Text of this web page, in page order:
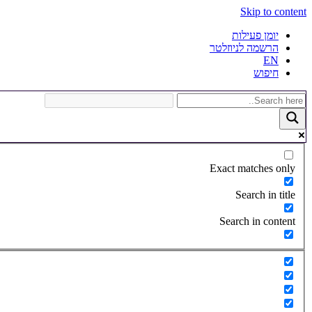
Skip to content
יומן פעילות
הרשמה לניוזלטר
EN
חיפוש
Exact matches only
Search in title
Search in content